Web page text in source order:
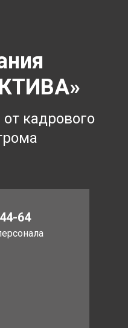
64
кадрового